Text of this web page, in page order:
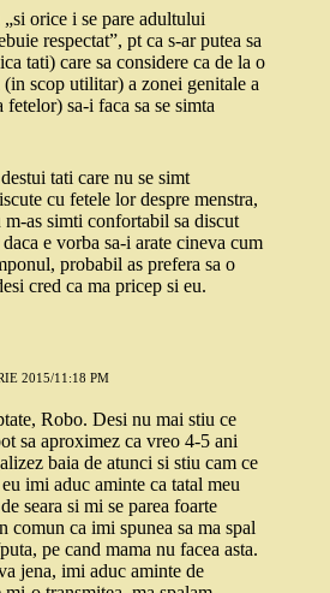
orice i se pare adultului
respectat”, pt ca s-ar putea sa
tati) care sa considere ca de la o
(in scop utilitar) a zonei genitale a
sa-i faca sa se simta
tati care nu se simt
cu fetele lor despre menstra,
as simti confortabil sa discut
daca e vorba sa-i arate cineva cum
probabil as prefera sa o
cred ca ma pricep si eu.
2015/11:18 PM
Robo. Desi nu mai stiu ce
sa aproximez ca vreo 4-5 ani
baia de atunci si stiu cam ce
imi aduc aminte ca tatal meu
seara si mi se parea foarte
comun ca imi spunea sa ma spal
pe cand mama nu facea asta.
jena, imi aduc aminte de